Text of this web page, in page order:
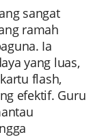
sangat
ramah
Ia
yang luas,
flash,
efektif. Guru